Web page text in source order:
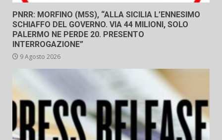
PNRR: MORFINO (M5S), “ALLA SICILIA L’ENNESIMO
SCHIAFFO DEL GOVERNO. VIA 44 MILIONI, SOLO
PALERMO NE PERDE 20. PRESENTO
INTERROGAZIONE”
9 Agosto 2026